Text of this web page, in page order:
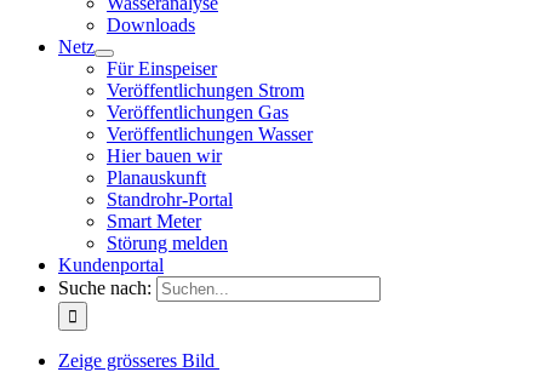
Downloads
Netz
Für Einspeiser
Veröffentlichungen Strom
Veröffentlichungen Gas
Veröffentlichungen Wasser
Hier bauen wir
Planauskunft
Standrohr-Portal
Smart Meter
Störung melden
Kundenportal
Suche nach:
Zeige grösseres Bild